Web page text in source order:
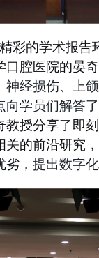
彩的学术报告
口腔医院的晏
神经损伤、上
向学员们解答
教授分享了即
关的前沿研究
， 提出数字